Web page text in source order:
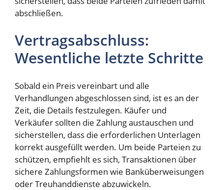
abschließen.
Vertragsabschluss:
Wesentliche letzte Schritte
Sobald ein Preis vereinbart und alle
Verhandlungen abgeschlossen sind, ist es an der
Zeit, die Details festzulegen. Käufer und
Verkäufer sollten die Zahlung austauschen und
sicherstellen, dass die erforderlichen Unterlagen
korrekt ausgefüllt werden. Um beide Parteien zu
schützen, empfiehlt es sich, Transaktionen über
sichere Zahlungsformen wie Banküberweisungen
oder Treuhanddienste abzuwickeln.